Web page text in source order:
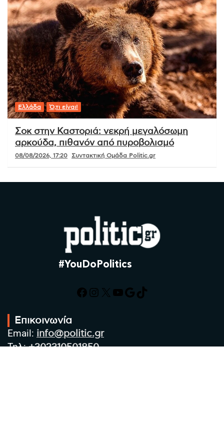
Ελλάδα Ό,τι είναι!
Σοκ στην Καστοριά: νεκρή μεγαλόσωμη
αρκούδα, πιθανόν από πυροβολισμό
08/08/2026, 17:20 Συντακτική Ομάδα Politic.gr
#YouDoPolitics
Facebook
Instagram
X YouTube
Google
TikTok
Επικοινωνία
Email: info@politic.gr
Τηλ:+302310501850